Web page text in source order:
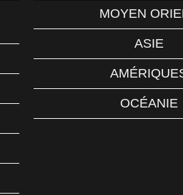
MOYEN
ASIE
OCÉANIE